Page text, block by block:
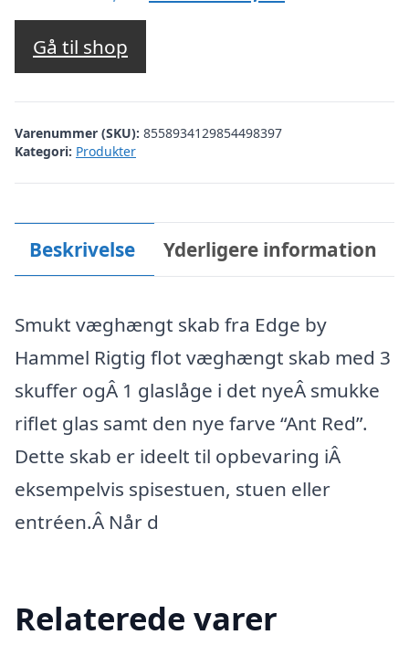
kr. 13.557,00.kr.
Gå til shop
Varenummer (SKU): 8558934129854498397
Kategori: Produkter
Beskrivelse Yderligere information
Smukt væghængt skab fra Edge by
Hammel Rigtig flot væghængt skab med 3
skuffer ogÂ 1 glaslåge i det nyeÂ smukke
riflet glas samt den nye farve “Ant Red”.
Dette skab er ideelt til opbevaring iÂ
eksempelvis spisestuen, stuen eller
entréen.Â Når d
Relaterede varer